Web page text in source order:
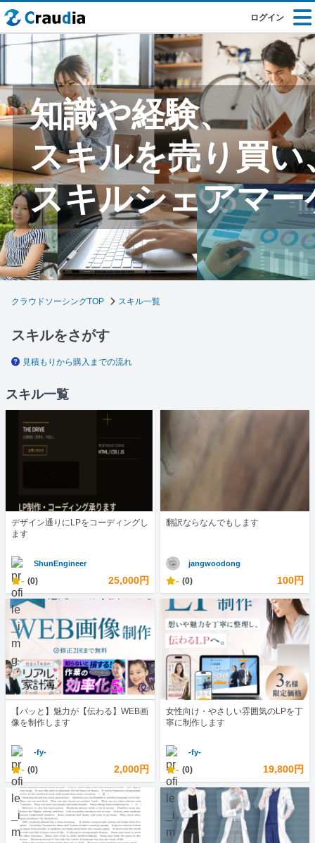
ログイン
知識や経験、
スキルを売り買い
スキルシェアマー
クラウドソーシングTOP スキル一覧
スキルをさがす
見積もりから購入までの流れ
スキル一覧
デザイン通りにLPをコーディングし
ます
ShunEngineer
- (0) 25,000円
翻訳ならなんでもします
jangwoodong
- (0) 100円
【パッと】魅力が【伝わる】WEB画
像を制作します
-fy-
- (0) 2,000円
女性向け・やさしい雰囲気のLPを丁
寧に制作します
-fy-
- (0) 19,800円